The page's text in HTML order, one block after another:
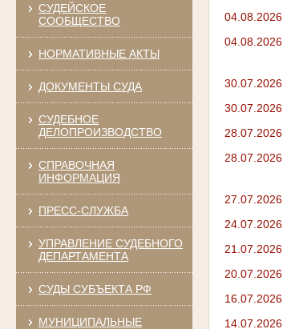
СУДЕЙСКОЕ
СООБЩЕСТВО
НОРМАТИВНЫЕ АКТЫ
ДОКУМЕНТЫ СУДА
СУДЕБНОЕ
ДЕЛОПРОИЗВОДСТВО
СПРАВОЧНАЯ
ИНФОРМАЦИЯ
ПРЕСС-СЛУЖБА
УПРАВЛЕНИЕ СУДЕБНОГО
ДЕПАРТАМЕНТА
СУДЫ СУБЪЕКТА РФ
МУНИЦИПАЛЬНЫЕ
04.08.2026
04.08.2026
30.07.2026
30.07.2026
28.07.2026
28.07.2026
27.07.2026
24.07.2026
21.07.2026
20.07.2026
16.07.2026
14.07.2026